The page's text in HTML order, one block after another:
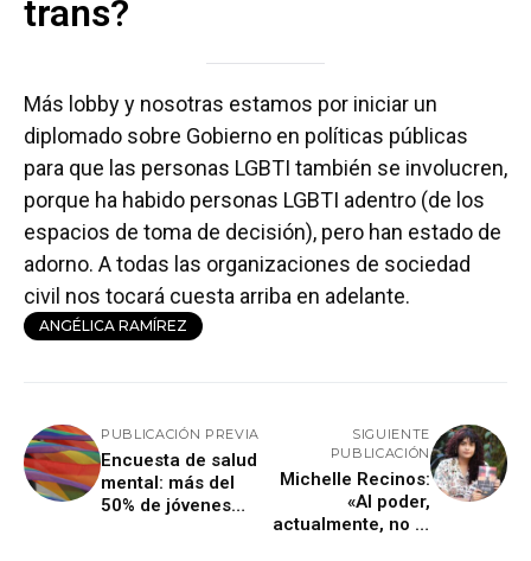
trans?
Más lobby y nosotras estamos por iniciar un
diplomado sobre Gobierno en políticas públicas
para que las personas LGBTI también se involucren,
porque ha habido personas LGBTI adentro (de los
espacios de toma de decisión), pero han estado de
adorno. A todas las organizaciones de sociedad
civil nos tocará cuesta arriba en adelante.
ANGÉLICA RAMÍREZ
PUBLICACIÓN PREVIA
Encuesta de salud
mental: más del
50% de jóvenes
SIGUIENTE
PUBLICACIÓN
Michelle Recinos:
«Al poder,
actualmente, no le